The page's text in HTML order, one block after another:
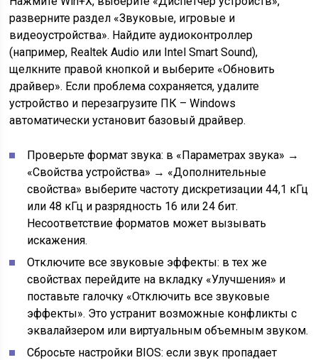
разверните раздел «Звуковые, игровые и
видеоустройства». Найдите аудиоконтроллер
(например, Realtek Audio или Intel Smart Sound),
щелкните правой кнопкой и выберите «Обновить
драйвер». Если проблема сохраняется, удалите
устройство и перезагрузите ПК – Windows
автоматически установит базовый драйвер.
Проверьте формат звука: в «Параметрах звука» →
«Свойства устройства» → «Дополнительные
свойства» выберите частоту дискретизации 44,1 кГц
или 48 кГц и разрядность 16 или 24 бит.
Несоответствие форматов может вызывать
искажения.
Отключите все звуковые эффекты: в тех же
свойствах перейдите на вкладку «Улучшения» и
поставьте галочку «Отключить все звуковые
эффекты». Это устранит возможные конфликты с
эквалайзером или виртуальным объемным звуком.
Сбросьте настройки BIOS: если звук пропадает